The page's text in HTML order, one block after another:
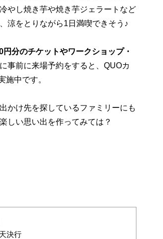
やし焼き芋や焼き芋ジェラートなど
涼をとりながら1日満喫できそう♪
分のチケットやワークショップ・
事前に来場予約をすると、QUOカ
施中です。
かけ先を探しているファミリーにも
しい思い出を作ってみては？
決行